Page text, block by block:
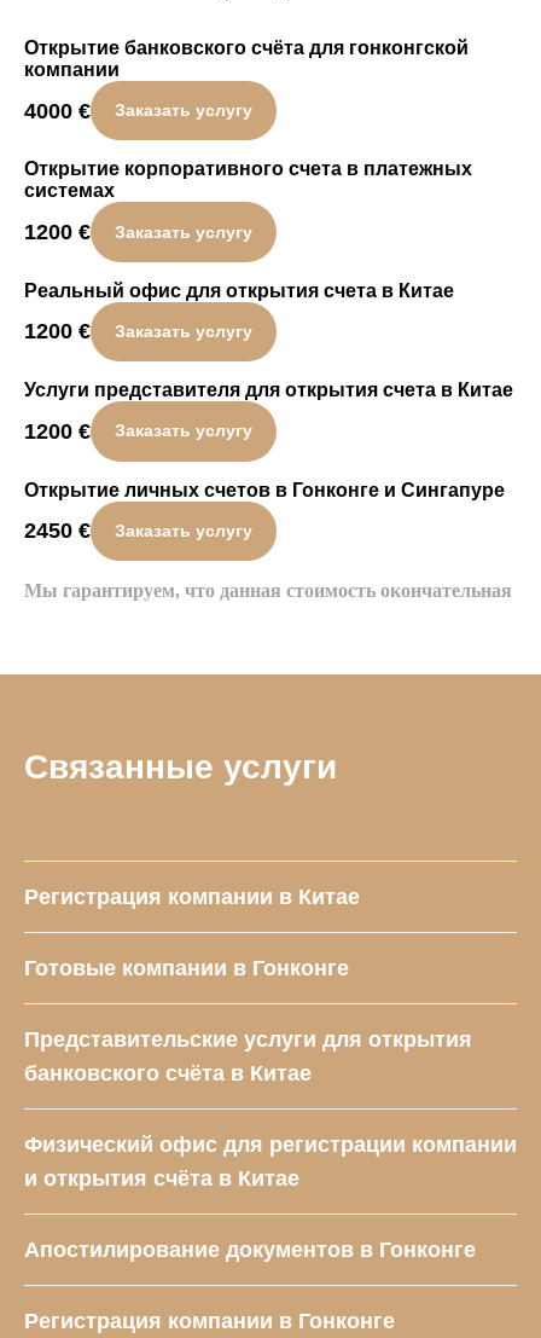
Открытие банковского счёта для гонконгской
компании
4000 € Заказать услугу
Открытие корпоративного счета в платежных
системах
1200 € Заказать услугу
Реальный офис для открытия счета в Китае
1200 € Заказать услугу
Услуги представителя для открытия счета в Китае
1200 € Заказать услугу
Открытие личных счетов в Гонконге и Сингапуре
2450 € Заказать услугу
Мы гарантируем, что данная стоимость окончательная
Связанные услуги
Регистрация компании в Китае
Готовые компании в Гонконге
Представительские услуги для открытия
банковского счёта в Китае
Физический офис для регистрации компании
и открытия счёта в Китае
Апостилирование документов в Гонконге
Регистрация компании в Гонконге